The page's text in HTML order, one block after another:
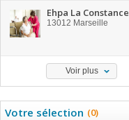
Ehpa La Constance
13012 Marseille
Voir plus
Votre sélection (0)